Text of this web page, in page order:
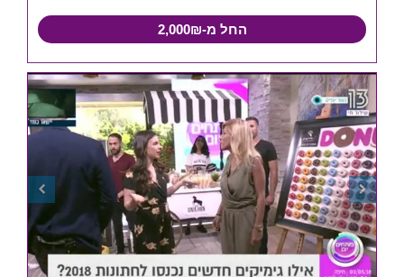
החל מ-2,000₪